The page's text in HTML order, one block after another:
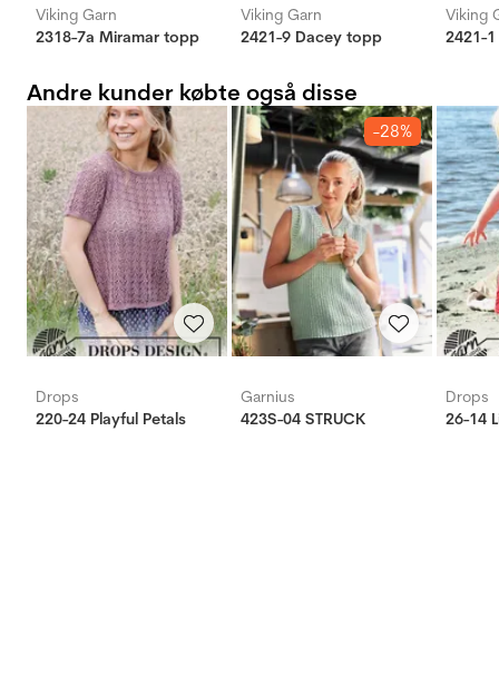
Viking Garn
2318-7a Miramar topp
Viking Garn
2421-9 Dacey topp
Viking
2421-
Andre kunder købte også disse
Drops
220-24 Playful Petals
-28%
Garnius
423S-04 STRUCK
Drops
26-14